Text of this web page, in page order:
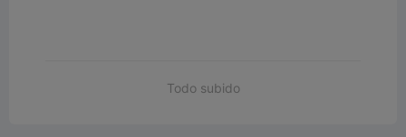
Todo subido